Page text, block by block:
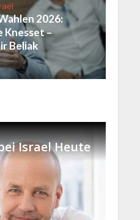
2026:
Knesset –
Beliak
Israel Heute